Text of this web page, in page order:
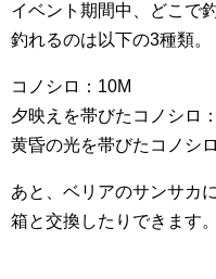
イベント期間中、どこで
釣れるのは以下の3種類。
コノシロ：10M
夕映えを帯びたコノシロ
黄昏の光を帯びたコノシ
あと、ベリアのサンサカ
箱と交換したりできます。